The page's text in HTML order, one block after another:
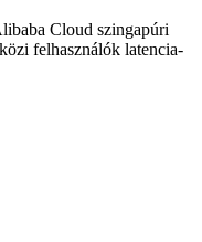
Cloud szingapúri
felhasználók latencia-